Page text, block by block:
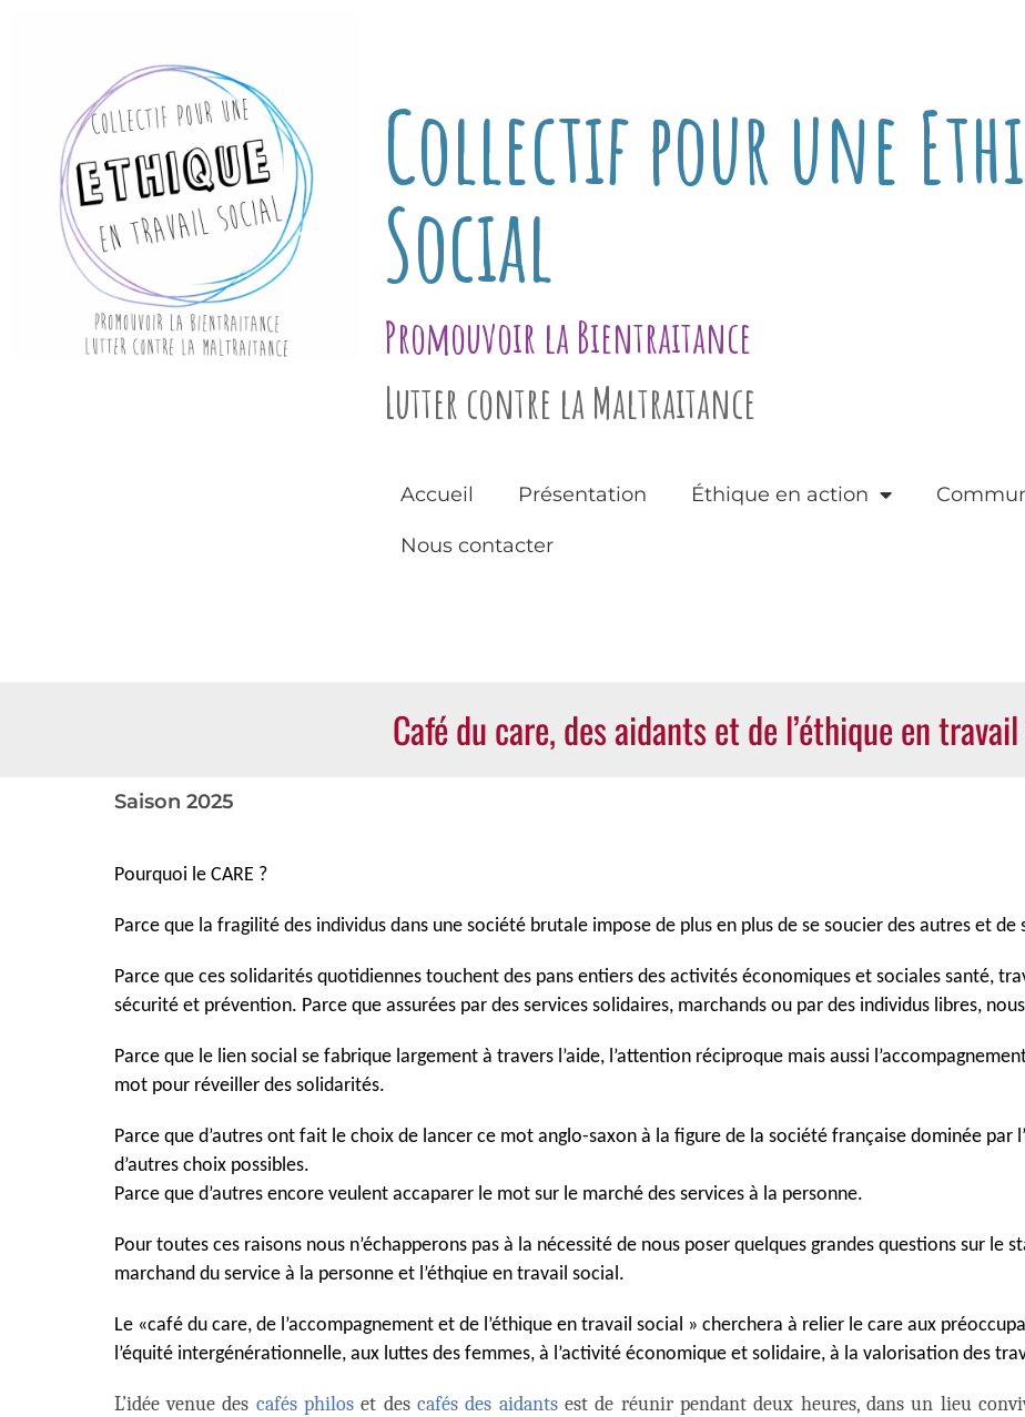
Collectif pour une
Social
Promouvoir la Bientraitance
Lutter contre la Maltraitance
Accueil Présentation Éthique en action
Nous contacter
Café du care, des aidants et de l’éthique en
Saison 2025
Pourquoi le CARE ?
Parce que la fragilité des individus dans une société brutale impose de plus en plus de se soucier des autres et de
Parce que ces solidarités quotidiennes touchent des pans entiers des activités économiques et sociales santé,
sécurité et prévention. Parce que assurées par des services solidaires, marchands ou par des individus libres,
Parce que le lien social se fabrique largement à travers l’aide, l’attention réciproque mais aussi
mot pour réveiller des solidarités.
Parce que d’autres ont fait le choix de lancer ce mot anglo-saxon à la figure de la société française dominée
d’autres choix possibles.
Parce que d’autres encore veulent accaparer le mot sur le marché des services à la personne.
Pour toutes ces raisons nous n’échapperons pas à la nécessité de nous poser quelques grandes questions sur le
marchand du service à la personne et l’éthqiue en travail social.
Le «café du care, de l’accompagnement et de l’éthique en travail social » cherchera à relier le care aux
l’équité intergénérationnelle, aux luttes des femmes, à l’activité économique et solidaire, à la valorisation des
L’idée venue des cafés philos et descafés des aidantsest de réunir pendant deux heures, dans un lieu